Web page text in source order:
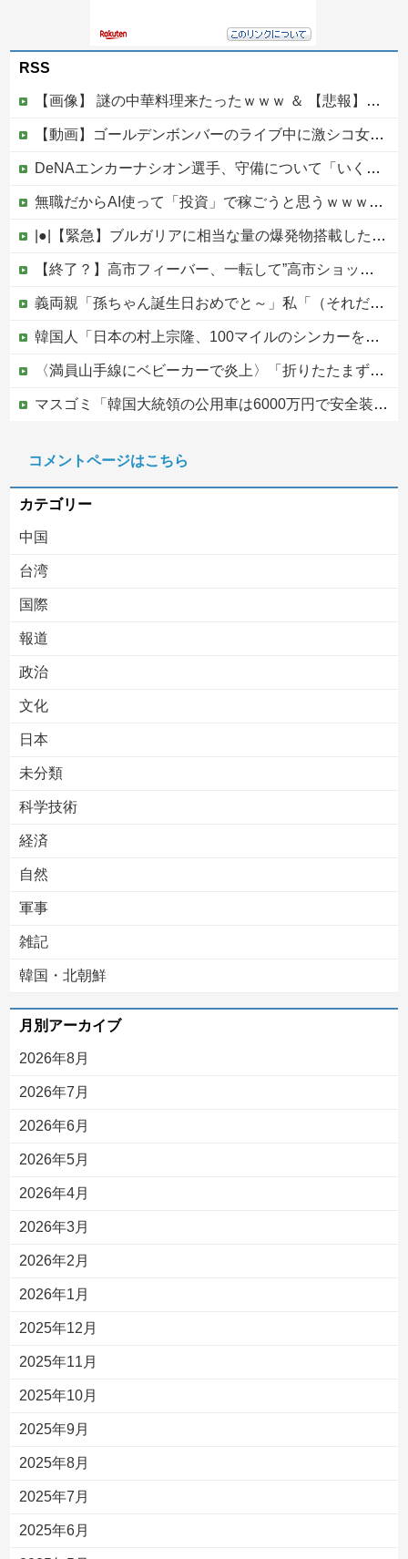
RSS
【画像】 謎の中華料理来たったｗｗｗ ＆ 【悲報】近所の謎の台湾料理屋、遂に値上げ
【動画】ゴールデンボンバーのライブ中に激シコ女さんが乱入してしまうｗｗｗｗｗ
DeNAエンカーナシオン選手、守備について「いくら得点しても、エラーを重ねれば逆転されてしまう。そういう意味から自分にとっては、打撃よりも守備の方が大事」
無職だからAI使って「投資」で稼ごうと思うｗｗｗｗｗ他
|●|【緊急】ブルガリアに相当な量の爆発物搭載したドローンが侵入！ルーマニア国境付近で爆発「おいウクライナ軍がよく使う機種だぞ」
【終了？】高市フィーバー、一転して”高市ショック”へ…支持率も市場も急降下ｗｗｗｗｗｗｗｗ
義両親「孫ちゃん誕生日おめでと～」私「（それだけ…？）」頻繁に会って孫も見せてるのにプレゼントも欲しいもの調査も一切なし！海外旅行行きまくるお金はあるのになぜ・・？
韓国人「日本の村上宗隆、100マイルのシンカーを逆方向に・・・2戦連発の26号ソロホームラン」→「羨ましすぎる 韓国はこんな打者がいなのか」「ア...
〈満員山手線にベビーカーで炎上〉「折りたたまず乗車できる」はずなのに…JR東日本が示した見解
マスゴミ「韓国大統領の公用車は6000万円で安全装備！」「高市の公用車は3000万円で贅沢！」
被災者で湧き水が有難い「土葬は絶対にダメだ】
コメントページはこちら
カテゴリー
中国
台湾
国際
報道
政治
文化
日本
未分類
科学技術
経済
自然
軍事
雑記
韓国・北朝鮮
月別アーカイブ
2026年8月
2026年7月
2026年6月
2026年5月
2026年4月
2026年3月
2026年2月
2026年1月
2025年12月
2025年11月
2025年10月
2025年9月
2025年8月
2025年7月
2025年6月